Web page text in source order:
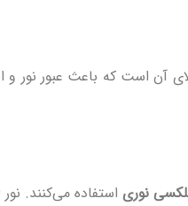
آن است که باعث عبور نور
نوری استفاده می‌کنند. نور LED مصرف انرژی پایینی دارد و جلوه‌ای خاص به تبلیغات می‌بخشد.